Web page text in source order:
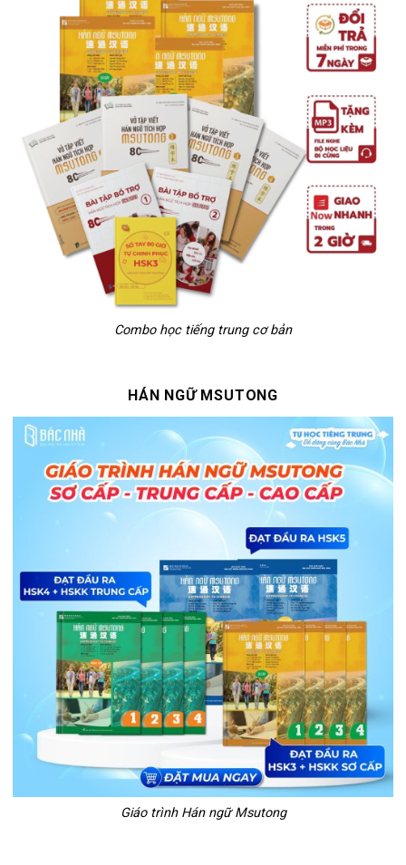
Combo học tiếng trung cơ bản
HÁN NGỮ MSUTONG
Giáo trình Hán ngữ Msutong